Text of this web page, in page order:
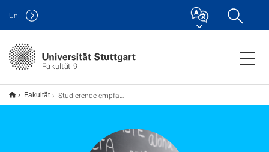
Fakultät 9
Uni
Fakultät Studierende empfangen Linguistik-Community in Stuttgart